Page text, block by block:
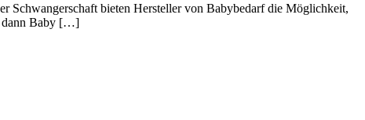
Schwangerschaft bieten Hersteller von Babybedarf die Möglichkeit,
dann Baby […]